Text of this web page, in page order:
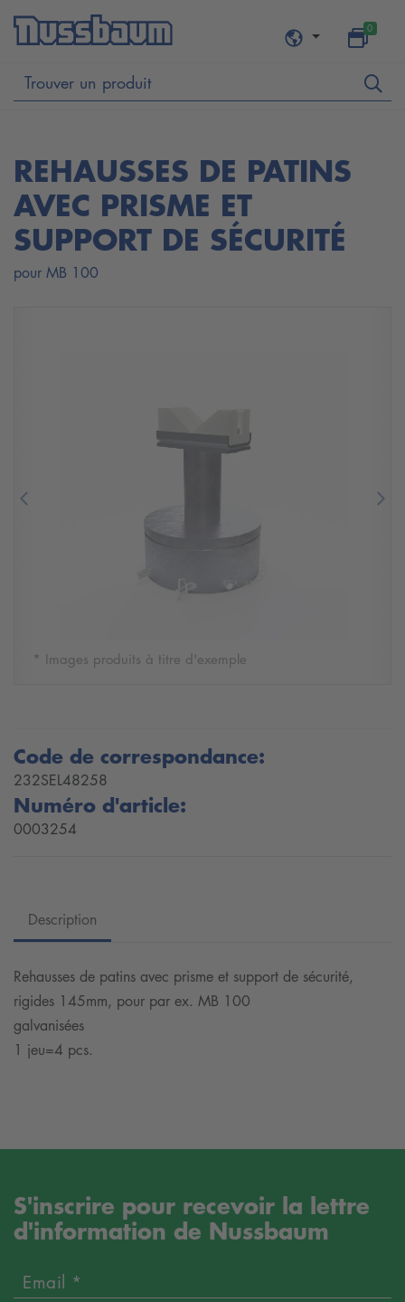
0
REHAUSSES DE PATINS
AVEC PRISME ET
SUPPORT DE SÉCURITÉ
pour MB 100
Previous
* Images produits à titre d'exemple
Code de correspondance:
232SEL48258
Numéro d'article:
0003254
Description
Rehausses de patins avec prisme et support de sécurité,
rigides 145mm, pour par ex. MB 100
galvanisées
1 jeu=4 pcs.
S'inscrire pour recevoir la lettre
d'information de Nussbaum
Email *